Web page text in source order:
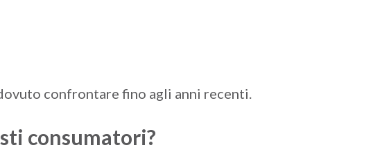
confrontare fino agli anni recenti.
consumatori?